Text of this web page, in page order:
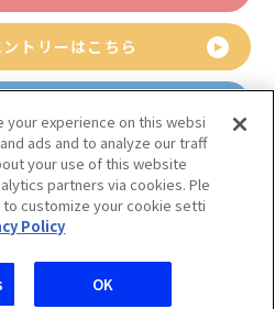
ントリー
ントリーはこちら
保護方針
Ltd.
your experience on this websi
ads and to analyze our traff
your use of this website
partners via cookies. Ple
customize your cookie setti
Policy
OK